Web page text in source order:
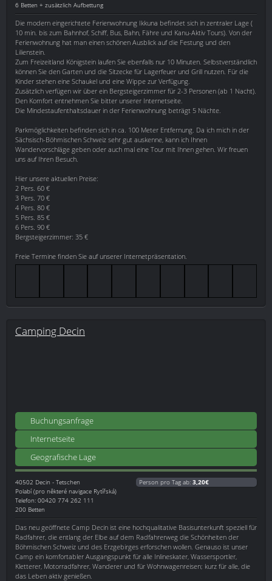
6 Betten + zusätzlich Aufbettung
Die modern eingerichtete Ferienwohnung Ikkuna befindet sich in zentraler Lage (
10 min. bis zum Bahnhof, Schiff, Bus, Bahn, Fähre und Kanu-Aktiv Tours). Von der
Ferienwohnung hat man einen schönen Ausblick auf die Festung und den
Lilienstein.
Zum Freizeitland Königstein laufen Sie ebenfalls nur 10 Minuten. Selbstverständlich
können Sie den Garten und die Sitzecke für Lagerfeuer und Grill nutzen. Für die
Kinder stehen eine Schaukel und eine Wippe zur Verfügung.
Zusätzlich verfügen wir über ein Bergsteigerzimmer für 2-3 Personen (ab 1 Nacht).
Den Komfort entnehmen Sie bitter unserer Internetseite.
Die Mindestaufenthaltsdauer in der Ferienwohnung beträgt 5 Nächte.
Parkmöglichkeiten befinden sich in ca. 100 Meter Entfernung. Da ich mich in der
Sächsisch-Böhmischen Schweiz sehr gut auskenne, kann ich Ihnen
Wandervorschläge geben oder auch mal eine Tour mit Ihnen gehen. Wir freuen
uns auf Ihren Besuch.
Hier unsere aktuellen Preise:
2 Pers. 60 €
3 Pers. 70 €
4 Pers. 80 €
5 Pers. 85 €
6 Pers. 90 €
Bergsteigerzimmer: 35 €
Freie Termine finden Sie auf unserer Internetpräsentation.
Camping Decin
Buchungsanfrage
Internetseite
Geografische Lage
40502 Decin - Tetschen
Polabí (pro některé navigace Rytířská)
Telefon: 00420 774 262 111
200 Betten
Person pro Tag ab: 3,20€
Das neu geöffnete Camp Decin ist eine hochqualitative Basisunterkunft speziell für
Radfahrer, die entlang der Elbe auf dem Radfahrerweg die Schönheiten der
Böhmischen Schweiz und des Erzgebirges erforschen wollen. Genauso ist unser
Camp ein komfortabler Ausgangspunkt für alle Inlineskater, Wassersportler,
Kletterer, Motorradfahrer, Wanderer und für Wohnwagenreisen; kurz für alle, die
das Leben aktiv genießen.